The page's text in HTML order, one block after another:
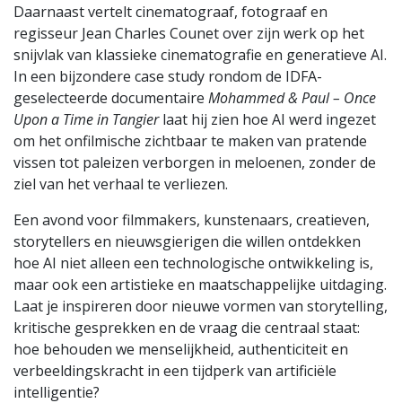
Daarnaast vertelt cinematograaf, fotograaf en
regisseur Jean Charles Counet over zijn werk op het
snijvlak van klassieke cinematografie en generatieve AI.
In een bijzondere case study rondom de IDFA-
geselecteerde documentaire Mohammed & Paul – Once
Upon a Time in Tangierlaat hij zien hoe AI werd ingezet
om het onfilmische zichtbaar te maken van pratende
vissen tot paleizen verborgen in meloenen, zonder de
ziel van het verhaal te verliezen.
Een avond voor filmmakers, kunstenaars, creatieven,
storytellers en nieuwsgierigen die willen ontdekken
hoe AI niet alleen een technologische ontwikkeling is,
maar ook een artistieke en maatschappelijke uitdaging.
Laat je inspireren door nieuwe vormen van storytelling,
kritische gesprekken en de vraag die centraal staat:
hoe behouden we menselijkheid, authenticiteit en
verbeeldingskracht in een tijdperk van artificiële
intelligentie?